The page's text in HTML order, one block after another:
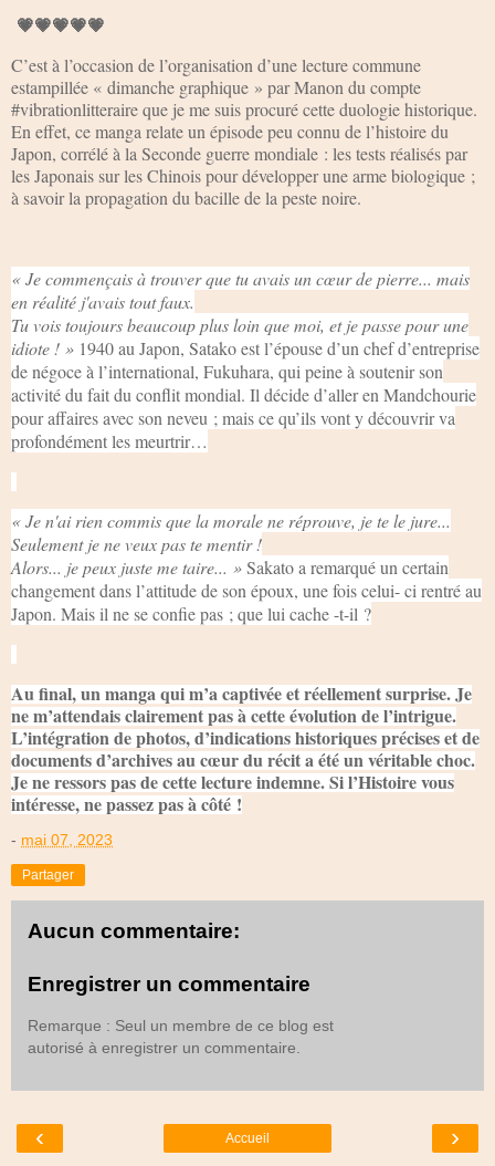
💗💗💗💗💗
C’est à l’occasion de l’organisation d’une lecture commune
estampillée « dimanche graphique » par Manon du compte
#vibrationlitteraire que je me suis procuré cette duologie historique.
En effet, ce manga relate un épisode peu connu de l’histoire du
Japon, corrélé à la Seconde guerre mondiale : les tests réalisés par
les Japonais sur les Chinois pour développer une arme biologique ;
à savoir la propagation du bacille de la peste noire.
« Je commençais à trouver que tu avais un cœur de pierre... mais
en réalité j'avais tout faux.
Tu vois toujours beaucoup plus loin que moi, et je passe pour une
idiote ! » 1940 au Japon, Satako est l’épouse d’un chef d’entreprise
de négoce à l’international, Fukuhara, qui peine à soutenir son
activité du fait du conflit mondial. Il décide d’aller en Mandchourie
pour affaires avec son neveu ; mais ce qu’ils vont y découvrir va
profondément les meurtrir…
« Je n'ai rien commis que la morale ne réprouve, je te le jure...
Seulement je ne veux pas te mentir !
Alors... je peux juste me taire... »Sakato a remarqué un certain
changement dans l’attitude de son époux, une fois celui- ci rentré au
Japon. Mais il ne se confie pas ; que lui cache -t-il ?
Au final, un manga qui m’a captivée et réellement surprise. Je
ne m’attendais clairement pas à cette évolution de l’intrigue.
L’intégration de photos, d’indications historiques précises et de
documents d’archives au cœur du récit a été un véritable choc.
Je ne ressors pas de cette lecture indemne. Si l’Histoire vous
intéresse, ne passez pas à côté !
- mai 07, 2023
Partager
Aucun commentaire:
Enregistrer un commentaire
Remarque : Seul un membre de ce blog est
autorisé à enregistrer un commentaire.
‹ ›
Accueil